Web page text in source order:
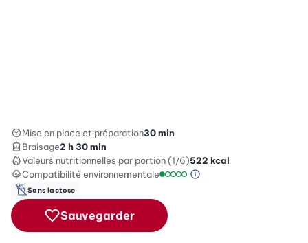
Mise en place et préparation30 min
Braisage2 h 30 min
Valeurs nutritionnelles par portion (1/6)522 kcal
Compatibilité environnementale
Information sur
Sans lactose
Sauvegarder